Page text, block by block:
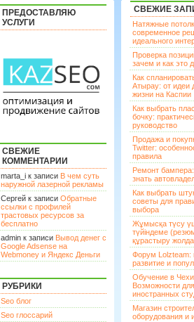
ПРЕДОСТАВЛЯЮ
УСЛУГИ
СВЕЖИЕ
КОММЕНТАРИИ
marta_i к записи В чем суть
наружной лазерной рекламы
Сергей к записи Обратные
ссылки с профилей
трастовых ресурсов за
бесплатно
admin к записи Вывод денег с
Google Adsense на
Webmoney и Яндекс Деньги
РУБРИКИ
Seo блог
Seo глоссарий
СВЕЖИЕ
Натяжные
современное
идеального
Проверка
зачем и как это
Как
Атырау: от идеи
жизни на Каспии
Как выбрать
бочку:
руководство
Продажа и
Twitter:
правила
Ремонт
знать
Как выбрать
советы для
выбора
Жұмысқа түсу
түйіндеме
құрастыру
Форум Lolzteam:
развитие и
Обучение в
Возможности для
иностранных
Магазин
оборудования и